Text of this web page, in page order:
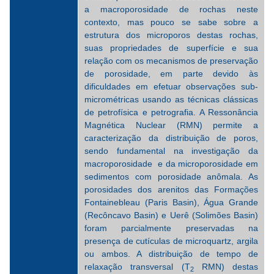
a macroporosidade de rochas neste
contexto, mas pouco se sabe sobre a
estrutura dos microporos destas rochas,
suas propriedades de superfície e sua
relação com os mecanismos de preservação
de porosidade, em parte devido às
dificuldades em efetuar observações sub-
micrométricas usando as técnicas clássicas
de petrofísica e petrografia. A Ressonância
Magnética Nuclear (RMN) permite a
caracterização da distribuição de poros,
sendo fundamental na investigação da
macroporosidade e da microporosidade em
sedimentos com porosidade anômala. As
porosidades dos arenitos das Formações
Fontainebleau (Paris Basin), Água Grande
(Recôncavo Basin) e Uerê (Solimões Basin)
foram parcialmente preservadas na
presença de cutículas de microquartz, argila
ou ambos. A distribuição de tempo de
relaxação transversal (T2RMN) destas